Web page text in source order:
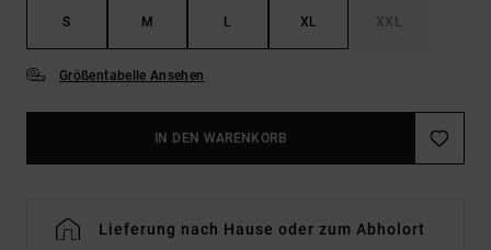
S M L XL XXL
Größentabelle Ansehen
IN DEN WARENKORB
Lieferung nach Hause oder zum Abholort